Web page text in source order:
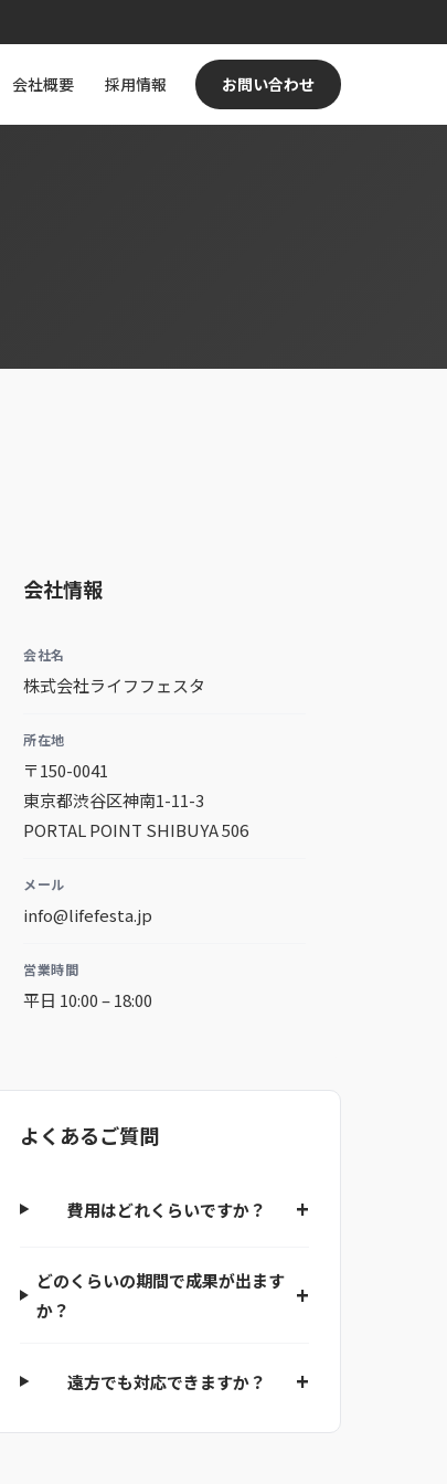
会社概要 採用情報 お問い合わせ
会社情報
会社名
株式会社ライフフェスタ
所在地
〒150-0041
東京都渋谷区神南1-11-3
PORTAL POINT SHIBUYA 506
メール
info@lifefesta.jp
営業時間
平日 10:00 – 18:00
よくあるご質問
費用はどれくらいですか？
どのくらいの期間で成果が出ます
か？
遠方でも対応できますか？